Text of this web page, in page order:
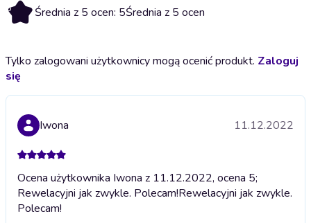
5 Średnia z 5 ocen: 5Średnia z 5 ocen
Tylko zalogowani użytkownicy mogą ocenić produkt. Zaloguj
się
Iwona 11.12.2022
Ocena użytkownika Iwona z 11.12.2022, ocena 5;
Rewelacyjni jak zwykle. Polecam!Rewelacyjni jak zwykle.
Polecam!